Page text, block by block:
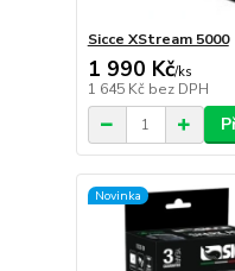
Sicce XStream 5000
1 990 Kč/ks
1 645 Kč bez DPH
Novinka